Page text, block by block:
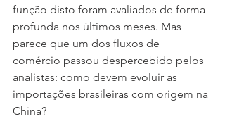
função disto foram avaliados de forma
profunda nos últimos meses. Mas
parece que um dos fluxos de
comércio passou despercebido pelos
analistas: como devem evoluir as
importações brasileiras com origem na
China?